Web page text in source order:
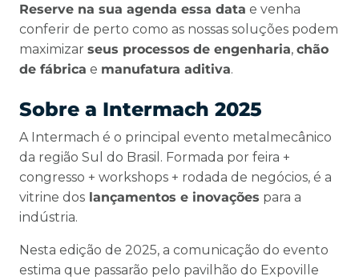
Reserve na sua agenda essa data e venha
conferir de perto como as nossas soluções podem
maximizar seus processos de engenharia, chão
de fábrica e manufatura aditiva.
Sobre a Intermach 2025
A Intermach é o principal evento metalmecânico
da região Sul do Brasil. Formada por feira +
congresso + workshops + rodada de negócios, é a
vitrine dos lançamentos e inovações para a
indústria.
Nesta edição de 2025, a comunicação do evento
estima que passarão pelo pavilhão do Expoville